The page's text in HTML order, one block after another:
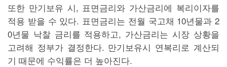
또한 만기보유 시, 표면금리와 가산금리에 복리이자를
적용 받을 수 있다. 표면금리는 전월 국고채 10년물과 2
0년물 낙찰 금리를 적용하고, 가산금리는 시장 상황을
고려해 정부가 결정한다. 만기보유시 연복리로 계산되
기 때문에 수익률은 더 높아진다.